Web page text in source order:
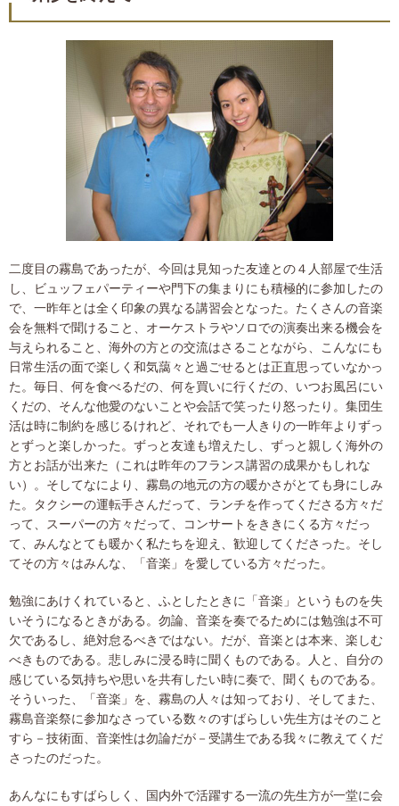
二度目の霧島であったが、今回は見知った友達との４人部屋で生活
し、ビュッフェパーティーや門下の集まりにも積極的に参加したの
で、一昨年とは全く印象の異なる講習会となった。たくさんの音楽
会を無料で聞けること、オーケストラやソロでの演奏出来る機会を
与えられること、海外の方との交流はさることながら、こんなにも
日常生活の面で楽しく和気藹々と過ごせるとは正直思っていなかっ
た。毎日、何を食べるだの、何を買いに行くだの、いつお風呂にい
くだの、そんな他愛のないことや会話で笑ったり怒ったり。集団生
活は時に制約を感じるけれど、それでも一人きりの一昨年よりずっ
とずっと楽しかった。ずっと友達も増えたし、ずっと親しく海外の
方とお話が出来た（これは昨年のフランス講習の成果かもしれな
い）。そしてなにより、霧島の地元の方の暖かさがとても身にしみ
た。タクシーの運転手さんだって、ランチを作ってくださる方々だ
って、スーパーの方々だって、コンサートをききにくる方々だっ
て、みんなとても暖かく私たちを迎え、歓迎してくださった。そし
てその方々はみんな、「音楽」を愛している方々だった。
勉強にあけくれていると、ふとしたときに「音楽」というものを失
いそうになるときがある。勿論、音楽を奏でるためには勉強は不可
欠であるし、絶対怠るべきではない。だが、音楽とは本来、楽しむ
べきものである。悲しみに浸る時に聞くものである。人と、自分の
感じている気持ちや思いを共有したい時に奏で、聞くものである。
そういった、「音楽」を、霧島の人々は知っており、そしてまた、
霧島音楽祭に参加なさっている数々のすばらしい先生方はそのこと
すら－技術面、音楽性は勿論だが－受講生である我々に教えてくだ
さったのだった。
あんなにもすばらしく、国内外で活躍する一流の先生方が一堂に会